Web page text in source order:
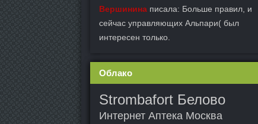
Вершинина писала: Больше правил, и
сейчас управляющих Альпари( был
интересен только.
Облако
Strombafort Белово
Интернет Аптека Москва